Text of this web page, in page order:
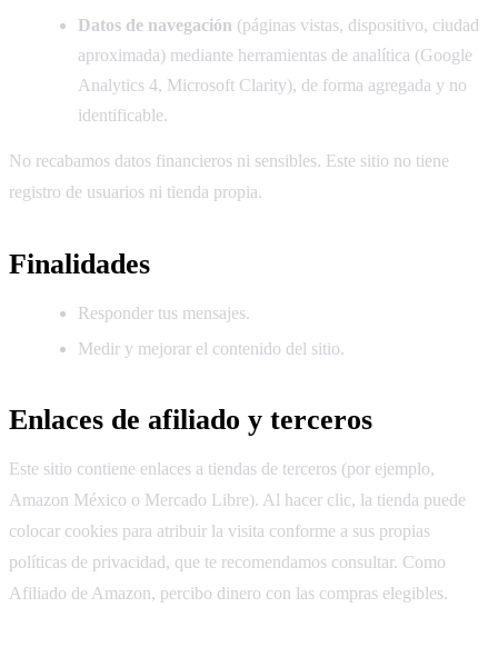
Datos de navegación (páginas vistas, dispositivo, ciudad
aproximada) mediante herramientas de analítica (Google
Analytics 4, Microsoft Clarity), de forma agregada y no
identificable.
No recabamos datos financieros ni sensibles. Este sitio no tiene
registro de usuarios ni tienda propia.
Finalidades
Responder tus mensajes.
Medir y mejorar el contenido del sitio.
Enlaces de afiliado y terceros
Este sitio contiene enlaces a tiendas de terceros (por ejemplo,
Amazon México o Mercado Libre). Al hacer clic, la tienda puede
colocar cookies para atribuir la visita conforme a sus propias
políticas de privacidad, que te recomendamos consultar. Como
Afiliado de Amazon, percibo dinero con las compras elegibles.